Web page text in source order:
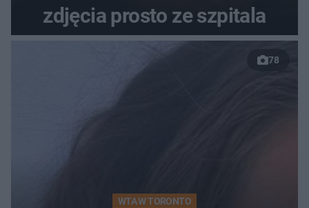
zdjęcia prosto ze szpitala
78
WTA W TORONTO